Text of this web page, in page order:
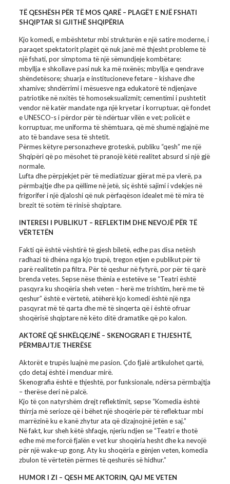
TË QESHËSH PËR TË MOS QARË – PLAGËT E NJË FSHATI
SHQIPTAR SI GJITHË SHQIPËRIA
Kjo komedi, e mbështetur mbi strukturën e një satire moderne, i
paraqet spektatorit plagët që nuk janë më thjesht probleme të
një fshati, por simptoma të një sëmundjeje kombëtare:
mbyllja e shkollave pasi nuk ka më nxënës; mbyllja e qendrave
shëndetësore; shuarja e institucioneve fetare – kishave dhe
xhamive; shndërrimi i mësuesve nga edukatorë të ndjenjave
patriotike në nxitës të homoseksualizmit; cementimi i pushtetit
vendor në katër mandate nga një kryetar i korruptuar, që fondet
e UNESCO-s i përdor për të ndërtuar vilën e vet; policët e
korruptuar, me uniforma të shëmtuara, që më shumë ngjajnë me
ato të bandave sesa të shtetit.
Përmes këtyre personazheve groteskë, publiku “qesh” me një
Shqipëri që po mësohet të pranojë këtë realitet absurd si një gjë
normale.
Lufta dhe përpjekjet për të mediatizuar gjërat më pa vlerë, pa
përmbajtje dhe pa qëllime në jetë, siç është sajimi i vdekjes në
frigorifer i një djaloshi që nuk përfaqëson idealet më të mira të
brezit të sotëm të rinisë shqiptare.
INTERESI I PUBLIKUT – REFLEKTIM DHE NEVOJË PËR TË
VËRTETËN
Fakti që është vështirë të gjesh biletë, edhe pas disa netësh
radhazi të dhëna nga kjo trupë, tregon etjen e publikut për të
parë realitetin pa filtra. Për të qeshur në fytyrë, por për të qarë
brenda vetes. Sepse nëse thënia e estetëve se “Teatri është
pasqyra ku shoqëria sheh veten – herë me trishtim, herë me të
qeshur” është e vërtetë, atëherë kjo komedi është një nga
pasqyrat më të qarta dhe më të sinqerta që i është ofruar
shoqërisë shqiptare në këto ditë dramatike që po kalon.
AKTORË QË SHKËLQEJNË – SKENOGRAFI E THJESHTË,
PËRMBAJTJE THERËSE
Aktorët e trupës luajnë me pasion. Çdo fjalë artikulohet qartë,
çdo detaj është i menduar mirë.
Skenografia është e thjeshtë, por funksionale, ndërsa përmbajtja
– therëse deri në palcë.
Kjo të çon natyrshëm drejt reflektimit, sepse “Komedia është
thirrja më serioze që i bëhet një shoqërie për të reflektuar mbi
marrëzinë ku e kanë zhytur ata që dizajnojnë jetën e saj.”
Në fakt, kur sheh këtë shfaqje, njeriu ndjen se “Teatri e thotë
edhe më me forcë fjalën e vet kur shoqëria hesht dhe ka nevojë
për një wake-up gong. Aty ku shoqëria e gënjen veten, komedia
zbulon të vërtetën përmes të qeshurës së hidhur.”
HUMOR I ZI – QESH ME AKTORIN, QAJ ME VETEN